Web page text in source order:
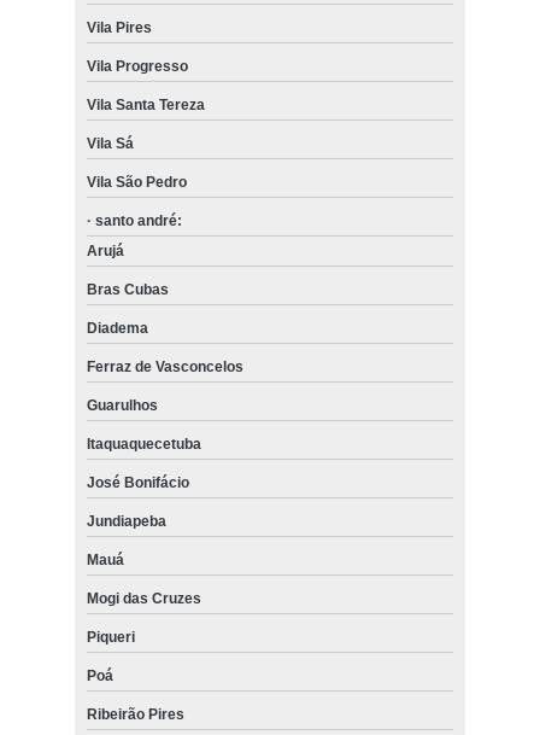
Vila Pires
Vila Progresso
Vila Santa Tereza
Vila Sá
Vila São Pedro
· santo andré:
Arujá
Bras Cubas
Diadema
Ferraz de Vasconcelos
Guarulhos
Itaquaquecetuba
José Bonifácio
Jundiapeba
Mauá
Mogi das Cruzes
Piqueri
Poá
Ribeirão Pires